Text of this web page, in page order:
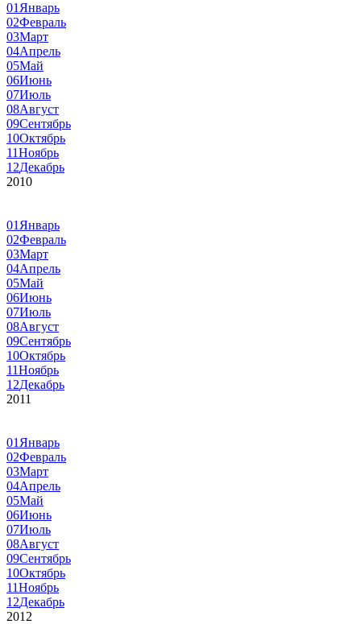
01 Январь
02Февраль
03Март
04Апрель
05Май
06Июнь
07Июль
08Август
09Сентябрь
10Октябрь
11Ноябрь
12Декабрь
2010
01 Январь
02Февраль
03Март
04Апрель
05Май
06Июнь
07Июль
08Август
09Сентябрь
10Октябрь
11Ноябрь
12Декабрь
2011
01 Январь
02Февраль
03Март
04Апрель
05Май
06Июнь
07Июль
08Август
09Сентябрь
10Октябрь
11Ноябрь
12Декабрь
2012